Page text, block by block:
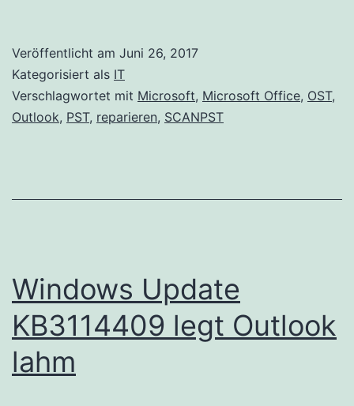
OST
reparieren
Veröffentlicht am Juni 26, 2017
Kategorisiert als IT
Verschlagwortet mit Microsoft, Microsoft Office, OST,
Outlook, PST, reparieren, SCANPST
Windows Update
KB3114409 legt Outlook
lahm